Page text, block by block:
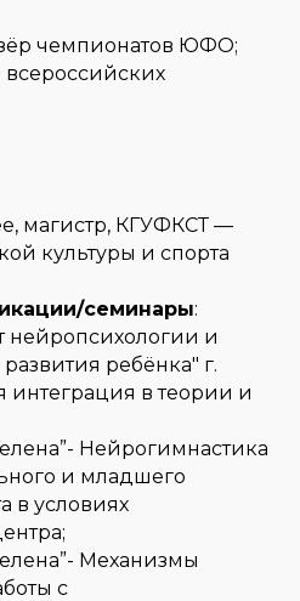
чемпионатов ЮФО;
магистр, КГУФКСТ —
культуры и спорта
семинары:
и
ребёнка" г.
интеграция в теории и
Нейрогимнастика
и младшего
в условиях
Механизмы
с